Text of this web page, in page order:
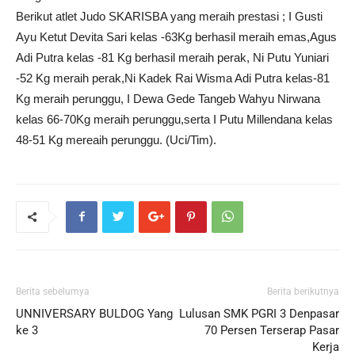
Berikut atlet Judo SKARISBA yang meraih prestasi ; I Gusti
Ayu Ketut Devita Sari kelas -63Kg berhasil meraih emas,Agus
Adi Putra kelas -81 Kg berhasil meraih perak, Ni Putu Yuniari
-52 Kg meraih perak,Ni Kadek Rai Wisma Adi Putra kelas-81
Kg meraih perunggu, I Dewa Gede Tangeb Wahyu Nirwana
kelas 66-70Kg meraih perunggu,serta I Putu Millendana kelas
48-51 Kg mereaih perunggu. (Uci/Tim).
Berita sebelumya
UNNIVERSARY BULDOG Yang
ke 3
Berita berikutnya
Lulusan SMK PGRI 3 Denpasar
70 Persen Terserap Pasar
Kerja